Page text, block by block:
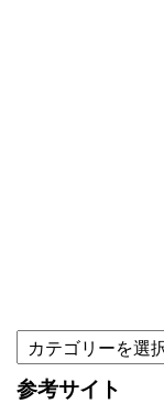
テ
ゴ
参考サイト